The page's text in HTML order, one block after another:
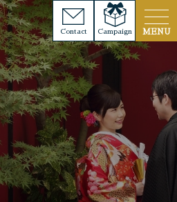
Contact Campaign